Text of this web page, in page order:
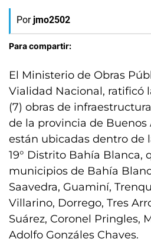
Por jmo2502
Para compartir:
El Ministerio de Obras
Vialidad Nacional, ratificó
(7) obras de
de la provincia de Buenos
están ubicadas dentro de
19° Distrito Bahía Blanca,
municipios de Bahía
Saavedra, Guaminí,
Villarino, Dorrego, Tres
Suárez, Coronel Pringles,
Adolfo Gonzáles Chaves.